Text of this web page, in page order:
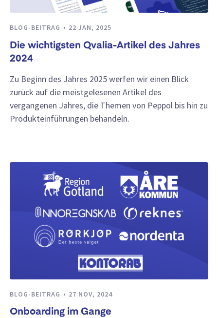
BLOG-BEITRAG 22 JAN, 2025
Die wichtigsten Qvalia-Artikel des Jahres
2024
Zu Beginn des Jahres 2025 werfen wir einen Blick
zurück auf die meistgelesenen Artikel des
vergangenen Jahres, die Themen von Peppol bis hin zu
Produkteinführungen behandeln.
BLOG-BEITRAG 27 NOV, 2024
Onboarding im Gange